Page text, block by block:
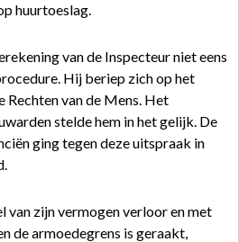
huurtoeslag.
van de Inspecteur niet eens
Hij beriep zich op het
Rechten van de Mens. Het
stelde hem in het gelijk. De
ging tegen deze uitspraak in
van zijn vermogen verloor en met
de armoedegrens is geraakt,